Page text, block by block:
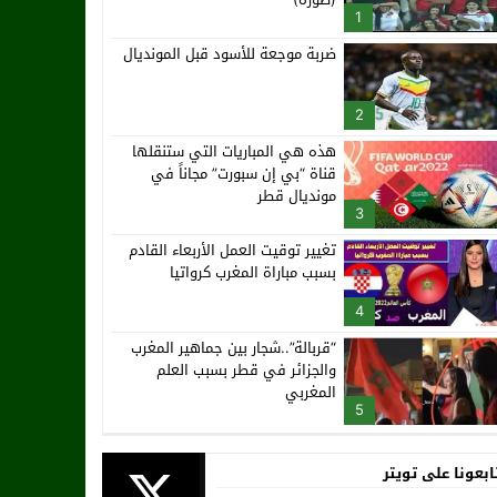
1
2
ضربة موجعة للأسود قبل المونديال
3
هذه هي المباريات التي ستنقلها
قناة “بي إن سبورت” مجاناً في
مونديال قطر
4
تغيير توقيت العمل الأربعاء القادم
بسبب مباراة المغرب كرواتيا
5
“قربالة”..شجار بين جماهير المغرب
والجزائر في قطر بسبب العلم
المغربي
على تويتر